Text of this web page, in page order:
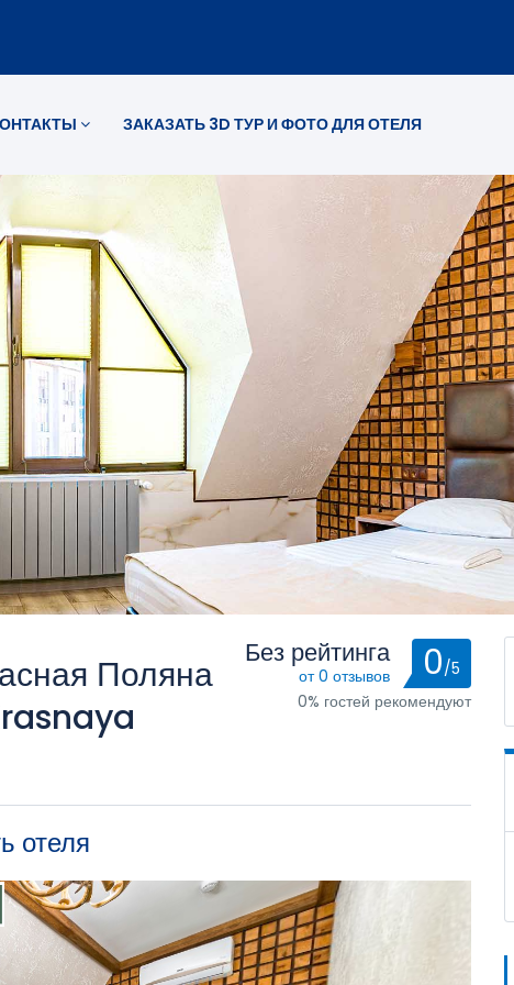
ЗАКАЗАТЬ 3D ТУР И ФОТО ДЛЯ ОТЕЛЯ
Поляна
Без рейтинга
от 0 отзывов 0/5
0% гостей рекомендуют
отеля